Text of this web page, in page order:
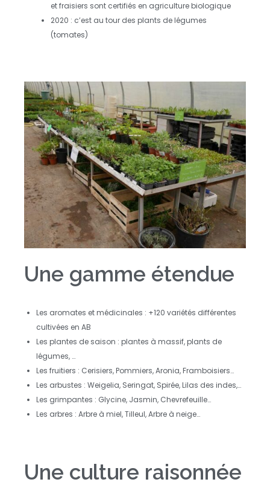
et fraisiers sont certifiés en agriculture biologique
2020 : c’est au tour des plants de légumes
(tomates)
Une gamme étendue
Les aromates et médicinales : +120 variétés différentes
cultivées en AB
Les plantes de saison : plantes à massif, plants de
légumes, …
Les fruitiers : Cerisiers, Pommiers, Aronia, Framboisiers…
Les arbustes : Weigelia, Seringat, Spirée, Lilas des indes,…
Les grimpantes : Glycine, Jasmin, Chevrefeuille…
Les arbres : Arbre à miel, Tilleul, Arbre à neige…
Une culture raisonnée